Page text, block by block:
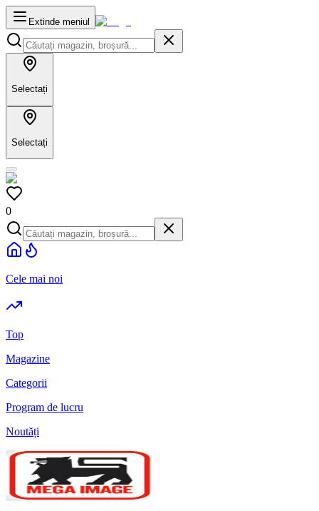
Extinde meniul
Selectați
Selectați
0
Cele mai noi
Top
Magazine
Categorii
Program de lucru
Noutăți